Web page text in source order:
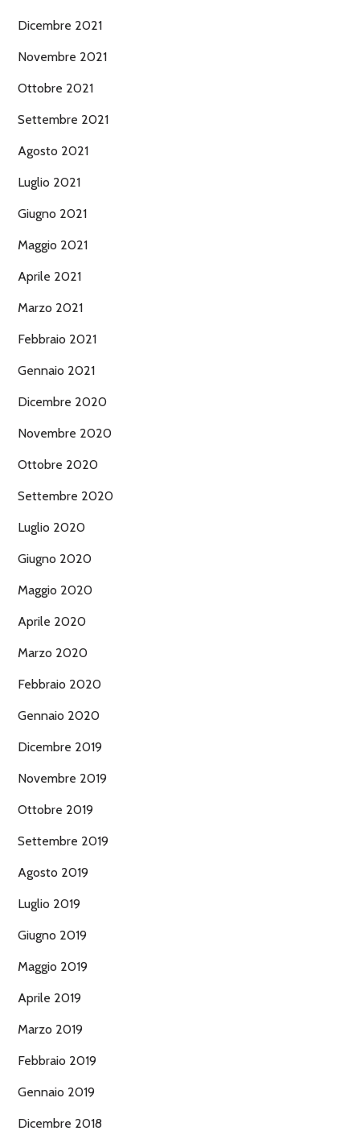
Dicembre 2021
Novembre 2021
Ottobre 2021
Settembre 2021
Agosto 2021
Luglio 2021
Giugno 2021
Maggio 2021
Aprile 2021
Marzo 2021
Febbraio 2021
Gennaio 2021
Dicembre 2020
Novembre 2020
Ottobre 2020
Settembre 2020
Luglio 2020
Giugno 2020
Maggio 2020
Aprile 2020
Marzo 2020
Febbraio 2020
Gennaio 2020
Dicembre 2019
Novembre 2019
Ottobre 2019
Settembre 2019
Agosto 2019
Luglio 2019
Giugno 2019
Maggio 2019
Aprile 2019
Marzo 2019
Febbraio 2019
Gennaio 2019
Dicembre 2018